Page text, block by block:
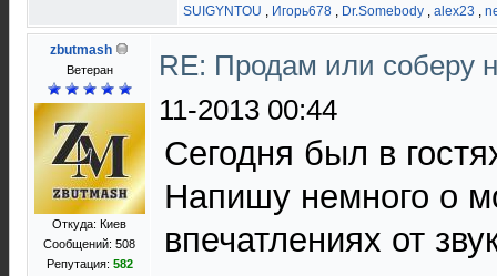
SUIGYNTOU , Игорь678 , Dr.Somebody , alex23 ,
zbutmash
Ветеран
Откуда: Киев
Сообщений: 508
Репутация: 582
RE: Продам или соберу
11-2013 00:44
Сегодня был в
Напишу немного о
впечатлениях от